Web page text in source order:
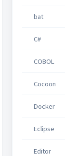
bat
C#
COBOL
Cocoon
Docker
Eclipse
Editor